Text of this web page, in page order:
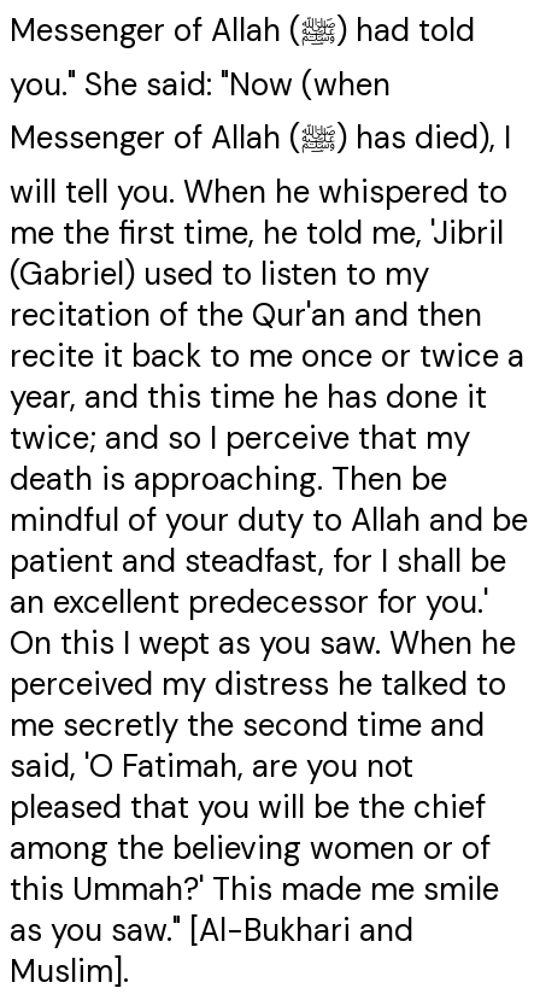
Messenger of Allah (ﷺ) had told
you." She said: "Now (when
Messenger of Allah (ﷺ) has died), I
will tell you. When he whispered to
me the first time, he told me, 'Jibril
(Gabriel) used to listen to my
recitation of the Qur'an and then
recite it back to me once or twice a
year, and this time he has done it
twice; and so I perceive that my
death is approaching. Then be
mindful of your duty to Allah and be
patient and steadfast, for I shall be
an excellent predecessor for you.'
On this I wept as you saw. When he
perceived my distress he talked to
me secretly the second time and
said, 'O Fatimah, are you not
pleased that you will be the chief
among the believing women or of
this Ummah?' This made me smile
as you saw." [Al-Bukhari and
Muslim].